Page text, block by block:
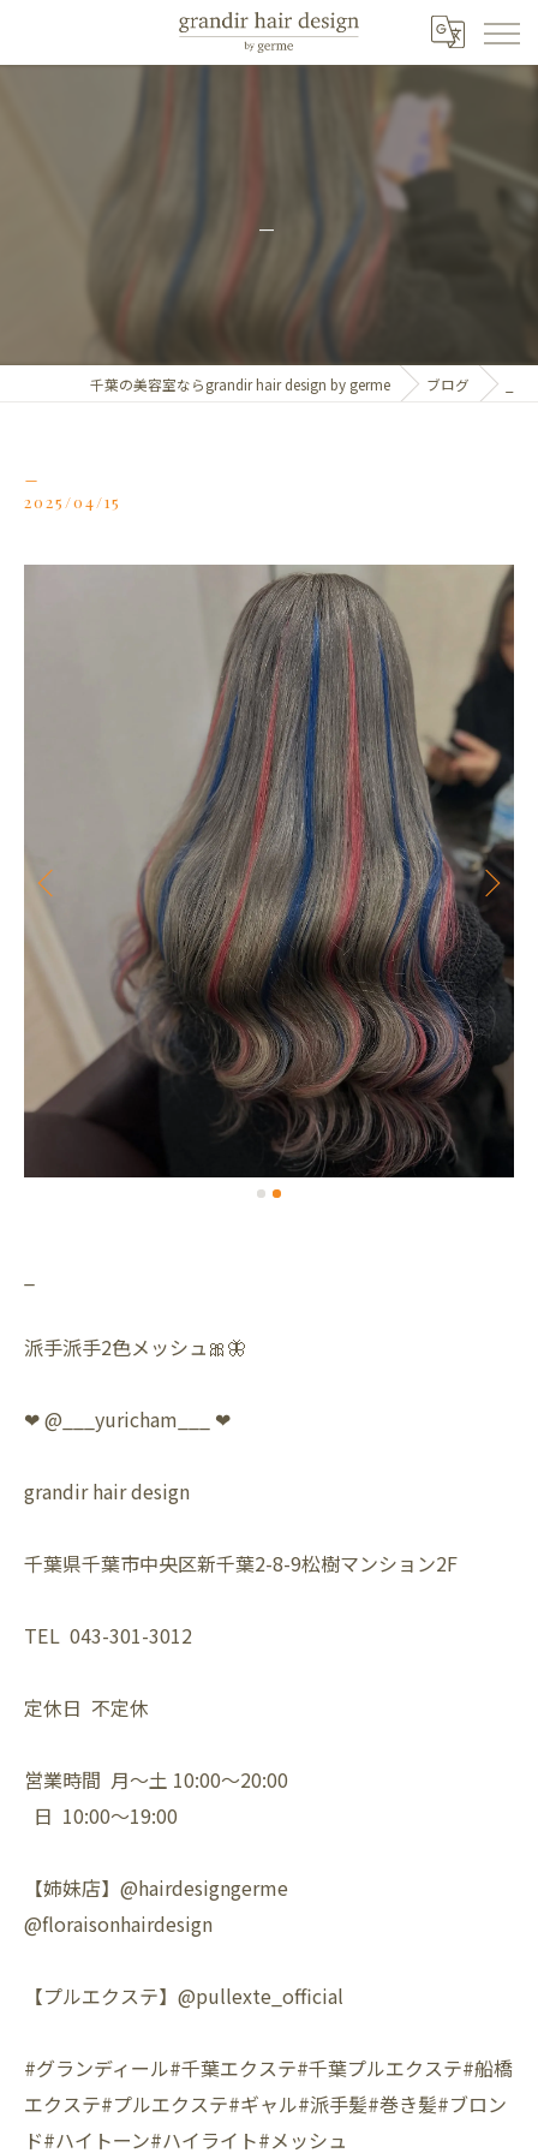
千葉の美容室ならgrandir hair design by germe ブログ
2025/04/15
派手派手2色メッシュ🎀🦋
❤︎ @___yuricham___ ❤︎
grandir hair design
千葉県千葉市中央区新千葉2-8-9松樹マンション2F
TEL 043-301-3012
定休日 不定休
営業時間 月〜土 10:00〜20:00
日 10:00〜19:00
【姉妹店】@hairdesigngerme
@floraisonhairdesign
【プルエクステ】@pullexte_official
#グランディール#千葉エクステ#千葉プルエクステ#船橋
エクステ#プルエクステ#ギャル#派手髪#巻き髪#ブロン
ド#ハイトーン#ハイライト#メッシュ